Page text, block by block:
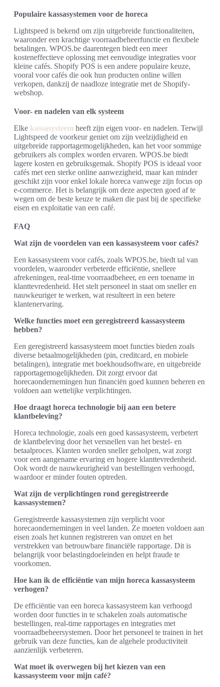
Populaire kassasystemen voor de horeca
Lightspeed is bekend om zijn uitgebreide functionaliteiten,
waaronder een krachtige voorraadbeheerfunctie en flexibele
betalingen. WPOS.be daarentegen biedt een meer
kosteneffectieve oplossing met eenvoudige integraties voor
kleine cafés. Shopify POS is een andere populaire keuze,
vooral voor cafés die ook hun producten online willen
verkopen, dankzij de naadloze integratie met de Shopify-
webshop.
Voor- en nadelen van elk systeem
Elke kassasysteem heeft zijn eigen voor- en nadelen. Terwijl
Lightspeed de voorkeur geniet om zijn veelzijdigheid en
uitgebreide rapportagemogelijkheden, kan het voor sommige
gebruikers als complex worden ervaren. WPOS.be biedt
lagere kosten en gebruiksgemak. Shopify POS is ideaal voor
cafés met een sterke online aanwezigheid, maar kan minder
geschikt zijn voor enkel lokale horeca vanwege zijn focus op
e-commerce. Het is belangrijk om deze aspecten goed af te
wegen om de beste keuze te maken die past bij de specifieke
eisen en exploitatie van een café.
FAQ
Wat zijn de voordelen van een kassasysteem voor cafés?
Een kassasysteem voor cafés, zoals WPOS.be, biedt tal van
voordelen, waaronder verbeterde efficiëntie, snellere
afrekeningen, real-time voorraadbeheer, en een toename in
klanttevredenheid. Het stelt personeel in staat om sneller en
nauwkeuriger te werken, wat resulteert in een betere
klantenervaring.
Welke functies moet een geregistreerd kassasysteem
hebben?
Een geregistreerd kassasysteem moet functies bieden zoals
diverse betaalmogelijkheden (pin, creditcard, en mobiele
betalingen), integratie met boekhoudsoftware, en uitgebreide
rapportagemogelijkheden. Dit zorgt ervoor dat
horecaondernemingen hun financiën goed kunnen beheren en
voldoen aan wettelijke verplichtingen.
Hoe draagt horeca technologie bij aan een betere
klantbeleving?
Horeca technologie, zoals een goed kassasysteem, verbetert
de klantbeleving door het versnellen van het bestel- en
betaalproces. Klanten worden sneller geholpen, wat zorgt
voor een aangename ervaring en hogere klanttevredenheid.
Ook wordt de nauwkeurigheid van bestellingen verhoogd,
waardoor er minder fouten optreden.
Wat zijn de verplichtingen rond geregistreerde
kassasystemen?
Geregistreerde kassasystemen zijn verplicht voor
horecaondernemingen in veel landen. Ze moeten voldoen aan
eisen zoals het kunnen registreren van omzet en het
verstrekken van betrouwbare financiële rapportage. Dit is
belangrijk voor belastingdoeleinden en helpt fraude te
voorkomen.
Hoe kan ik de efficiëntie van mijn horeca kassasysteem
verhogen?
De efficiëntie van een horeca kassasysteem kan verhoogd
worden door functies in te schakelen zoals automatische
bestellingen, real-time rapportages en integraties met
voorraadbeheersystemen. Door het personeel te trainen in het
gebruik van deze functies, kan de algehele productiviteit
aanzienlijk verbeteren.
Wat moet ik overwegen bij het kiezen van een
kassasysteem voor mijn café?